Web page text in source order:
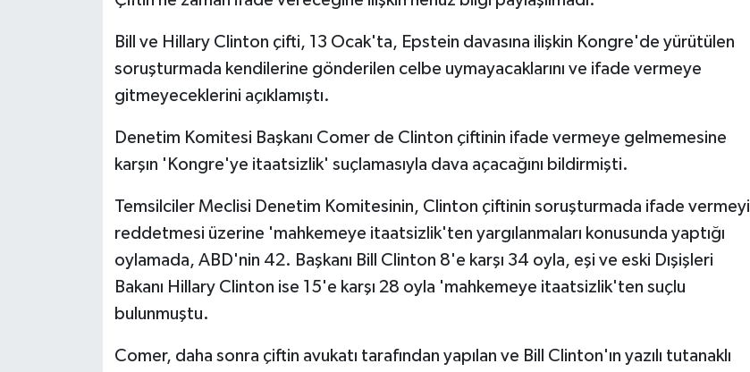
Bill ve Hillary Clinton çifti, 13 Ocak'ta, Epstein davasına ilişkin Kongre'de yürütülen
soruşturmada kendilerine gönderilen celbe uymayacaklarını ve ifade vermeye
gitmeyeceklerini açıklamıştı.
Denetim Komitesi Başkanı Comer de Clinton çiftinin ifade vermeye gelmemesine
karşın 'Kongre'ye itaatsizlik' suçlamasıyla dava açacağını bildirmişti.
Temsilciler Meclisi Denetim Komitesinin, Clinton çiftinin soruşturmada ifade vermeyi
reddetmesi üzerine 'mahkemeye itaatsizlik'ten yargılanmaları konusunda yaptığı
oylamada, ABD'nin 42. Başkanı Bill Clinton 8'e karşı 34 oyla, eşi ve eski Dışişleri
Bakanı Hillary Clinton ise 15'e karşı 28 oyla 'mahkemeye itaatsizlik'ten suçlu
bulunmuştu.
Comer, daha sonra çiftin avukatı tarafından yapılan ve Bill Clinton'ın yazılı tutanaklı